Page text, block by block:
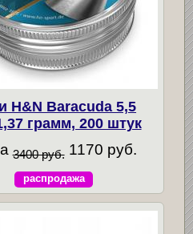
H&N Baracuda 5,5
грамм, 200 штук
3400 руб. 1170 руб.
распродажа